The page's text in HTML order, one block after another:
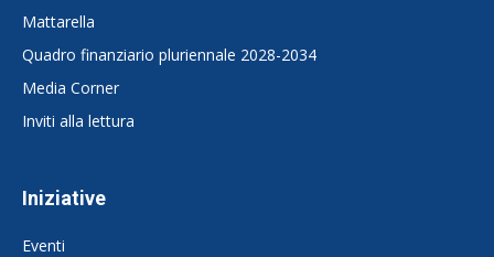
Mattarella
Quadro finanziario pluriennale 2028-2034
Media Corner
Inviti alla lettura
Iniziative
Eventi